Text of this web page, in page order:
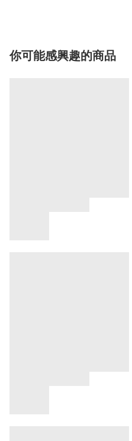
你可能感興趣的商品